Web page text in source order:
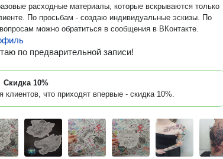
расходные материалы, которые вскрываются только
По просьбам - создаю индивидуальные эскизы. По
можно обратиться в сообщения в ВКонтакте.
по предварительной записи!
Скидка 10%
клиентов, что приходят впервые - скидка 10%.